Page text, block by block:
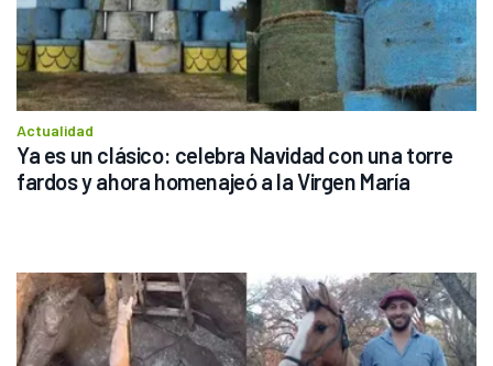
Actualidad
Ya es un clásico: celebra Navidad con una torre
fardos y ahora homenajeó a la Virgen María